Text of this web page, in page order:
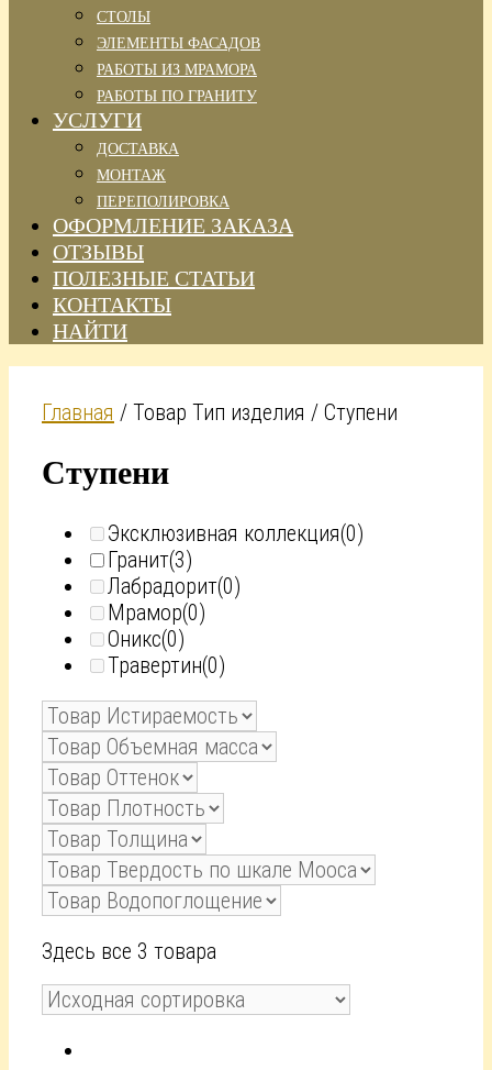
СТОЛЫ
ЭЛЕМЕНТЫ ФАСАДОВ
РАБОТЫ ИЗ МРАМОРА
РАБОТЫ ПО ГРАНИТУ
УСЛУГИ
ДОСТАВКА
МОНТАЖ
ПЕРЕПОЛИРОВКА
ОФОРМЛЕНИЕ ЗАКАЗА
ОТЗЫВЫ
ПОЛЕЗНЫЕ СТАТЬИ
КОНТАКТЫ
НАЙТИ
Главная / Товар Тип изделия / Ступени
Ступени
Эксклюзивная коллекция(0)
Гранит(3)
Лабрадорит(0)
Мрамор(0)
Оникс(0)
Травертин(0)
Здесь все 3 товара